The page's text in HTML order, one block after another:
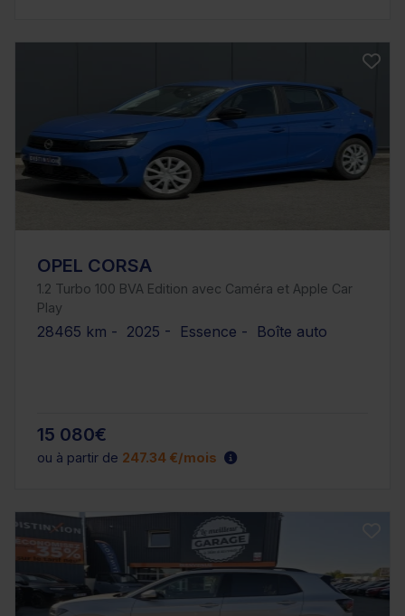
OPEL CORSA
1.2 Turbo 100 BVA Edition avec Caméra et Apple Car
Play
28465 km - 2025 - Essence - Boîte auto
15 080€
ou à partir de 247.34 €/mois